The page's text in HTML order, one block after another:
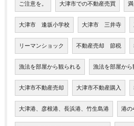
ご注意を。 大津市での不動産売買 満
大津市 逢坂小学校 大津市 三井寺
リーマンショック 不動産売却 節税
漁法を部屋から観られる 漁法を部屋か
大津市不動産売却 大津市不動産購入
大津港、彦根港、長浜港、竹生島港 港の